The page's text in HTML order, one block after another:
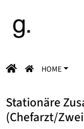
HOME
Stationäre
(Chefarzt/